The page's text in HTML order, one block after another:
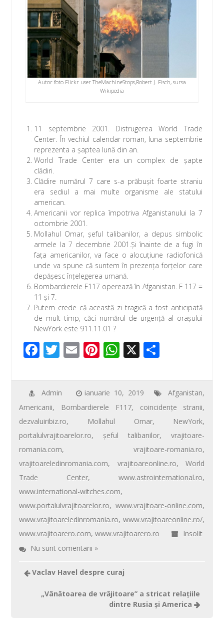
k p
Autor foto Flickr user TheMachineStops,Robert J. Fisch, sursa
Wikipedia
11 septembrie 2001. Distrugerea World Trade
Center. În vechiul calendar roman, luna septembrie
reprezenta a şaptea lună din an.
World Trade Center era un complex de şapte
clădiri.
Clădire numărul 7 care s-a prăbuşit foarte straniu
era sediul a mai multe organisme ale statului
american.
Americanii vor replica împotriva Afganistanului la 7
octombrie 2001.
Mollahul Omar, şeful talibanilor, a depus simbolic
armele la 7 decembrie 2001.Şi înainte de a fugi în
faţa americanilor, va face o alocuţiune radiofonică
unde va spune că suntem în prezenţa forţelor care
depăşesc înţelegerea umană.
Bombardierele F117 operează în Afganistan. F 117 =
11 şi 7.
Putem crede că această zi tragică a fost anticipată
de mult timp, căci numărul de urgenţă al oraşului
NewYork este 911.11.01 ?
F
e
b
o
o
k
T
tt
er
E
ail
Pi
er
e
st
W
at
s
A
p
X
ta
je
az
Admin ianuarie 10, 2019 Afganistan,
Americanii, Bombardierele F117, coincidenţe stranii,
dezvaluiribiz.ro, Mollahul Omar, NewYork,
portalulvrajitoarelor.ro,şeful talibanilor,vrajitoare-
romania.com,vrajitoare-romania.ro,
vrajitoareledinromania.com, vrajitoareonline.ro,World
Trade Center,www.astrointernational.ro,
www.international-witches.com,
www.portalulvrajitoarelor.ro,www.vrajitoare-online.com,
www.vrajitoareledinromania.ro,www.vrajitoareonline.ro/,
www.vrajitoarero.com,www.vrajitoarero.ro
Insolit
Nu sunt comentarii »
Vaclav Havel despre curaj
„Vânătoarea de vrăjitoare” a stricat relațiile
dintre Rusia și America